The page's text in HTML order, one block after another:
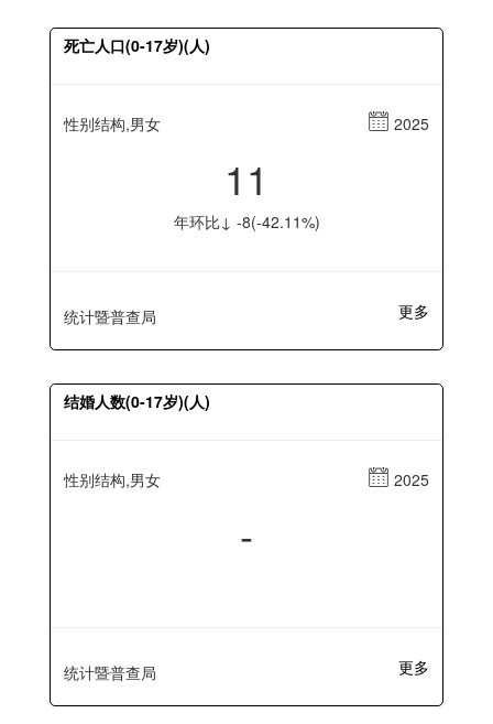
死亡人口(0-17岁)(人)
性别结构,男女 2025
11
年环比↓ -8(-42.11%)
统计暨普查局 更多
结婚人数(0-17岁)(人)
性别结构,男女 2025
-
统计暨普查局 更多